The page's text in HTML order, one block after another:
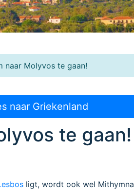
naar Molyvos te gaan!
naar Griekenland
te gaan!
ligt, wordt ook wel Mithymna